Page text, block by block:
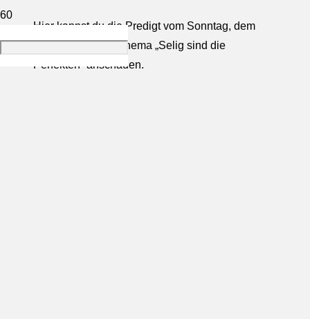
Hier kannst du die Predigt vom Sonntag, dem
22.02.2026, zum Thema „Selig sind die
Perfekten“ anschauen.